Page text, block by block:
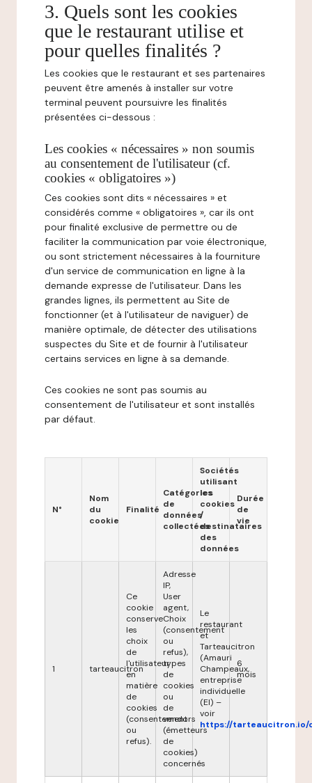
3. Quels sont les cookies
que le restaurant utilise et
pour quelles finalités ?
Les cookies que le restaurant et ses partenaires
peuvent être amenés à installer sur votre
terminal peuvent poursuivre les finalités
présentées ci-dessous :
Les cookies « nécessaires » non soumis
au consentement de l'utilisateur (cf.
cookies « obligatoires »)
Ces cookies sont dits « nécessaires » et
considérés comme « obligatoires », car ils ont
pour finalité exclusive de permettre ou de
faciliter la communication par voie électronique,
ou sont strictement nécessaires à la fourniture
d'un service de communication en ligne à la
demande expresse de l'utilisateur. Dans les
grandes lignes, ils permettent au Site de
fonctionner (et à l'utilisateur de naviguer) de
manière optimale, de détecter des utilisations
suspectes du Site et de fournir à l'utilisateur
certains services en ligne à sa demande.
Ces cookies ne sont pas soumis au
consentement de l'utilisateur et sont installés
par défaut.
N°
Nom
du
cookie
Finalité
Catégories
de
données
collectées
Sociétés
utilisant
les
cookies
/
destinataires
des
données
Durée
de
vie
1 tarteaucitron
Ce
cookie
conserve
les
choix
de
l'utilisateur
en
matière
de
cookies
(consentement
ou
refus).
Adresse
IP,
User
agent,
Choix
(consentement
ou
refus),
types
de
cookies
ou
de
vendors
(émetteurs
de
cookies)
concernés
Le
restaurant
et
Tarteaucitron
(Amauri
Champeaux,
entreprise
individuelle
(EI) –
voir
https://tarteaucitron.io/
6
mois